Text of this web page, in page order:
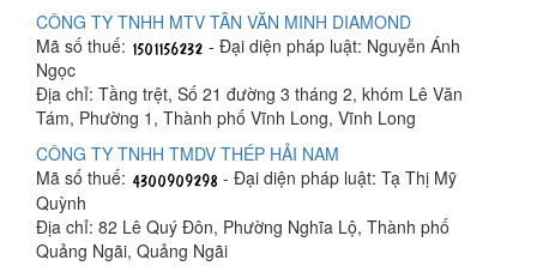
CÔNG TY TNHH MTV TÂN VĂN MINH DIAMOND
Mã số thuế:
- Đại diện pháp luật: Nguyễn Ánh
Ngọc
Địa chỉ: Tầng trệt, Số 21 đường 3 tháng 2, khóm Lê Văn
Tám, Phường 1, Thành phố Vĩnh Long, Vĩnh Long
CÔNG TY TNHH TMDV THÉP HẢI NAM
Mã số thuế:
- Đại diện pháp luật: Tạ Thị Mỹ
Quỳnh
Địa chỉ: 82 Lê Quý Đôn, Phường Nghĩa Lộ, Thành phố
Quảng Ngãi, Quảng Ngãi